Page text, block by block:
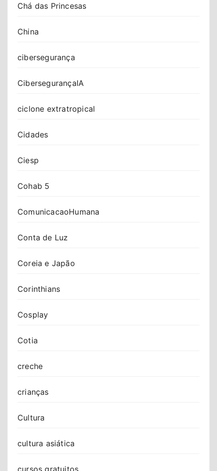
Chá das Princesas
China
cibersegurança
CibersegurançaIA
ciclone extratropical
Cidades
Ciesp
Cohab 5
ComunicacaoHumana
Conta de Luz
Coreia e Japão
Corinthians
Cosplay
Cotia
creche
crianças
Cultura
cultura asiática
cursos gratuitos